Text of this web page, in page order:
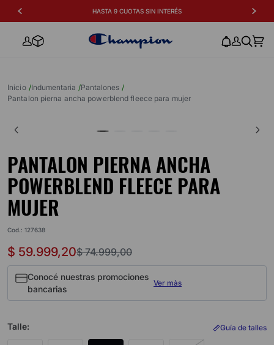
HASTA 9 CUOTAS SIN INTERÉS
indumentaria
pantalones
pantalon pierna ancha powerblend fleece para mujer
PANTALON PIERNA ANCHA
POWERBLEND FLEECE PARA
MUJER
Cod. : 127638
$ 74.999,00
$ 59.999,20
Conocé nuestras promociones
bancarias
Ver màs
Talle: Guía de talles